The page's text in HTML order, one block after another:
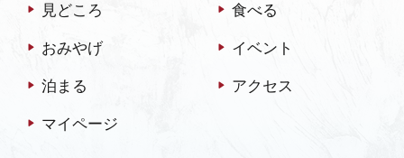
見どころ 食べる
おみやげ イベント
泊まる アクセス
マイページ